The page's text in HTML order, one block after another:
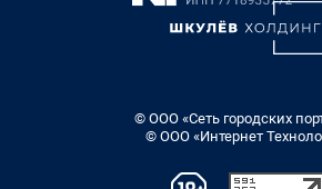
© ООО «Сеть городских
© ООО «Интернет